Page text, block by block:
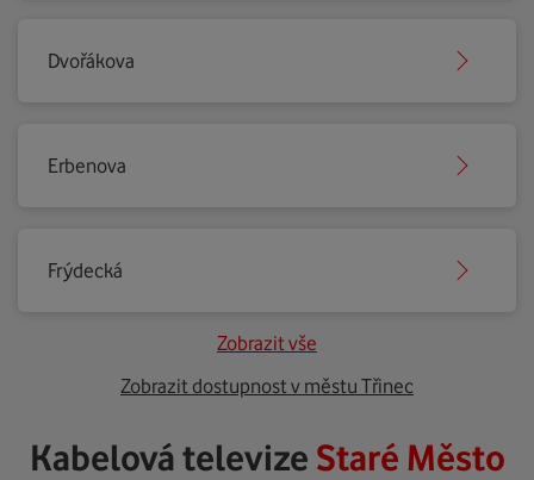
Dvořákova
Erbenova
Frýdecká
Zobrazit vše
Zobrazit dostupnost v městu Třinec
Kabelová televize Staré Město